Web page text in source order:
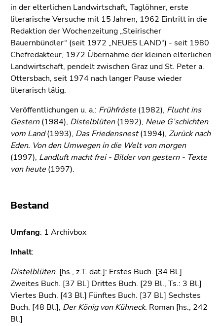
Sie diesen
Link.
Zum
Inhalt
(Zugriffstaste
1)
Zur
Positionsanzeige
(Zugriffstaste
2)
Zur
Hauptnavigation
(Zugriffstaste
Unternavigation
Zu
den
(Zugriffstaste
5)
Zu
den
Seiteneinstellungen
in der elterlichen Landwirtschaft, Taglöhner, erste
literarische Versuche mit 15 Jahren, 1962 Eintritt in die
Redaktion der Wochenzeitung „Steirischer
Bauernbündler“ (seit 1972 „NEUES LAND“) - seit 1980
Chefredakteur, 1972 Übernahme der kleinen elterlichen
Landwirtschaft, pendelt zwischen Graz und St. Peter a.
Ottersbach, seit 1974 nach langer Pause wieder
literarisch tätig.
Veröffentlichungen u. a.: Frühfröste (1982), Flucht ins
Gestern(1984), Distelblüten(1992), Neue G’schichten
vom Land(1993), Das Friedensnest(1994), Zurück nach
Eden. Von den Umwegen in die Welt von morgen
(1997), Landluft macht frei - Bilder von gestern - Texte
von heute (1997).
Bestand
Umfang: 1 Archivbox
Inhalt:
Distelblüten. [hs., z.T. dat.]: Erstes Buch. [34 Bl.]
Zweites Buch. [37 Bl.] Drittes Buch. [29 Bl., Ts.: 3 Bl.]
Viertes Buch. [43 Bl.] Fünftes Buch. [37 Bl.] Sechstes
Buch. [48 Bl.], Der König von Kühneck. Roman [hs., 242
Bl.]